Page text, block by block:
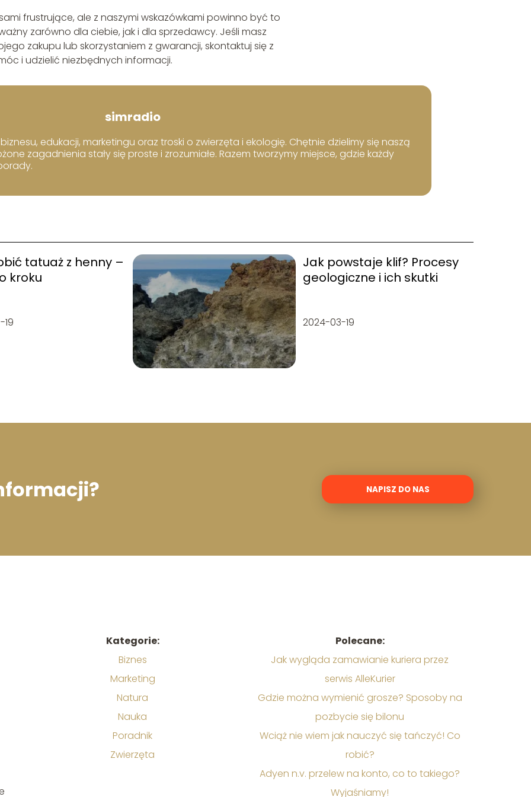
frustrujące, ale z naszymi wskazówkami powinno być to
zarówno dla ciebie, jak i dla sprzedawcy. Jeśli masz
zakupu lub skorzystaniem z gwarancji, skontaktuj się z
i udzielić niezbędnych informacji.
simradio
edukacji, marketingu oraz troski o zwierzęta i ekologię. Chętnie dzielimy się naszą
zagadnienia stały się proste i zrozumiałe. Razem tworzymy miejsce, gdzie każdy
tatuaż z henny –
kroku
Jak powstaje klif? Procesy
geologiczne i ich skutki
2024-03-19
NAPISZ DO NAS
Kategorie:
Biznes
Marketing
Natura
Nauka
Poradnik
Zwierzęta
Polecane:
Jak wygląda zamawianie kuriera przez
serwis AlleKurier
Gdzie można wymienić grosze? Sposoby na
pozbycie się bilonu
Wciąż nie wiem jak nauczyć się tańczyć! Co
robić?
Adyen n.v. przelew na konto, co to takiego?
Wyjaśniamy!